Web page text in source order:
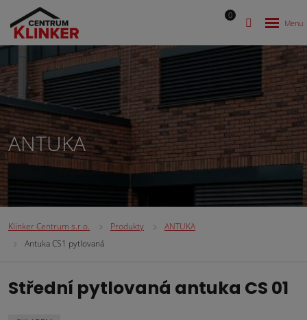
0
ANTUKA
Klinker Centrum s.r.o. Produkty
ANTUKA
Antuka CS1 pytlovaná
Střední pytlovaná antuka CS 01